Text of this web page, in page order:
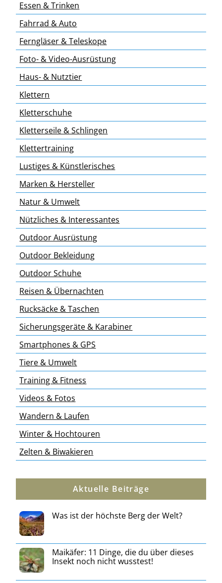
Essen & Trinken
Fahrrad & Auto
Ferngläser & Teleskope
Foto- & Video-Ausrüstung
Haus- & Nutztier
Klettern
Kletterschuhe
Kletterseile & Schlingen
Klettertraining
Lustiges & Künstlerisches
Marken & Hersteller
Natur & Umwelt
Nützliches & Interessantes
Outdoor Ausrüstung
Outdoor Bekleidung
Outdoor Schuhe
Reisen & Übernachten
Rucksäcke & Taschen
Sicherungsgeräte & Karabiner
Smartphones & GPS
Tiere & Umwelt
Training & Fitness
Videos & Fotos
Wandern & Laufen
Winter & Hochtouren
Zelten & Biwakieren
Aktuelle Beiträge
Was ist der höchste Berg der Welt?
Maikäfer: 11 Dinge, die du über dieses
Insekt noch nicht wusstest!